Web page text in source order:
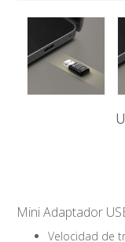
Mini Adaptador
Velocidad de